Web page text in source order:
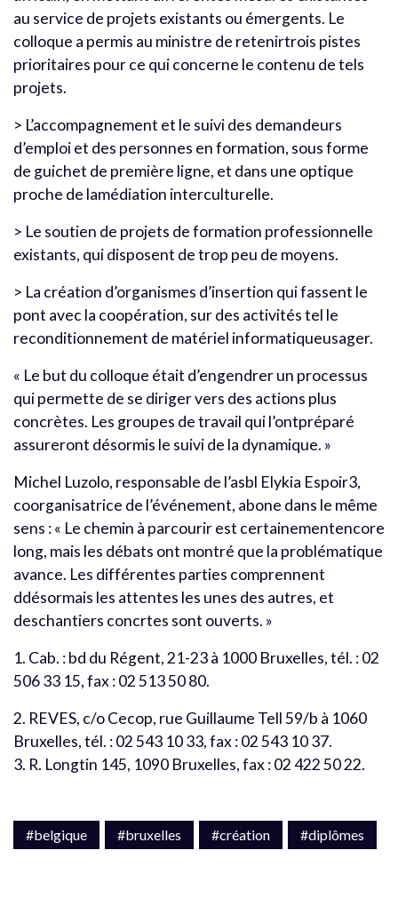
au service de projets existants ou émergents. Le
colloque a permis au ministre de retenirtrois pistes
prioritaires pour ce qui concerne le contenu de tels
projets.
> L’accompagnement et le suivi des demandeurs
d’emploi et des personnes en formation, sous forme
de guichet de première ligne, et dans une optique
proche de lamédiation interculturelle.
> Le soutien de projets de formation professionnelle
existants, qui disposent de trop peu de moyens.
> La création d’organismes d’insertion qui fassent le
pont avec la coopération, sur des activités tel le
reconditionnement de matériel informatiqueusager.
« Le but du colloque était d’engendrer un processus
qui permette de se diriger vers des actions plus
concrètes. Les groupes de travail qui l’ontpréparé
assureront désormis le suivi de la dynamique. »
Michel Luzolo, responsable de l’asbl Elykia Espoir3,
coorganisatrice de l’événement, abone dans le même
sens : « Le chemin à parcourir est certainementencore
long, mais les débats ont montré que la problématique
avance. Les différentes parties comprennent
ddésormais les attentes les unes des autres, et
deschantiers concrtes sont ouverts. »
1. Cab. : bd du Régent, 21-23 à 1000 Bruxelles, tél. : 02
506 33 15, fax : 02 513 50 80.
2. REVES, c/o Cecop, rue Guillaume Tell 59/b à 1060
Bruxelles, tél. : 02 543 10 33, fax : 02 543 10 37.
3. R. Longtin 145, 1090 Bruxelles, fax : 02 422 50 22.
#belgique #bruxelles #création #diplômes